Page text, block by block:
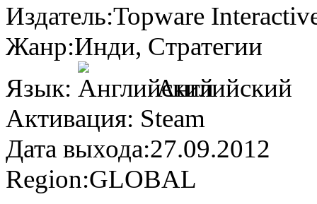
Издатель:Topware
Жанр:Инди, Стратегии
Язык:
Английский
Активация: Steam
Дата выхода:27.09.2012
Region:GLOBAL